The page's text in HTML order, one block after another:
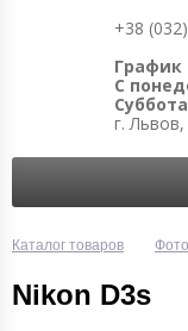
+38
График
С
г.
Каталог товаров
Nikon D3s